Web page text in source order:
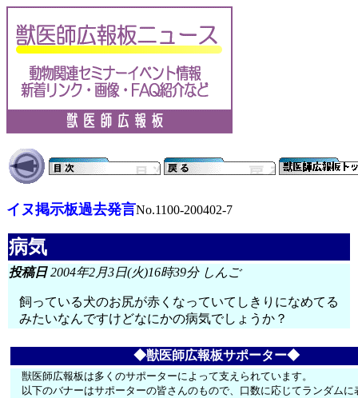
イヌ掲示板過去発言No.1100-200402-7
病気
投稿日2004年2月3日(火)16時39分 しんご
飼っている犬のお尻が赤くなっていてしきりになめてる
みたいなんですけどなにかの病気でしょうか？
◆獣医師広報板サポーター◆
獣医師広報板は多くのサポーターによって支えられています。
以下のバナーはサポーターの皆さんのもので、口数に応じてランダムに